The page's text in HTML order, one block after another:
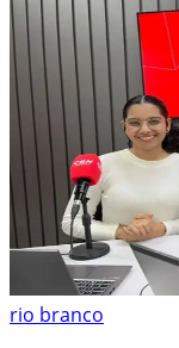
rio branco